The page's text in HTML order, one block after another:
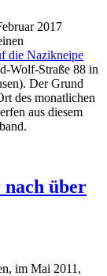
2017
die Nazikneipe
Wolf-Straße 88 in
Der Grund
des monatlichen
aus diesem
nach über
im Mai 2011,